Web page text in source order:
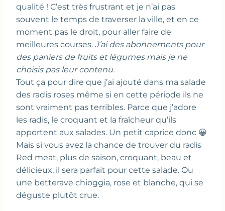
qualité ! C’est très frustrant et je n’ai pas
souvent le temps de traverser la ville, et en ce
moment pas le droit, pour aller faire de
meilleures courses. J’ai des abonnements pour
des paniers de fruits et légumes mais je ne
choisis pas leur contenu.
Tout ça pour dire que j’ai ajouté dans ma salade
des radis roses même si en cette période ils ne
sont vraiment pas terribles. Parce que j’adore
les radis, le croquant et la fraîcheur qu’ils
apportent aux salades. Un petit caprice donc 😀
Mais si vous avez la chance de trouver du radis
Red meat, plus de saison, croquant, beau et
délicieux, il sera parfait pour cette salade. Ou
une betterave chioggia, rose et blanche, qui se
déguste plutôt crue.